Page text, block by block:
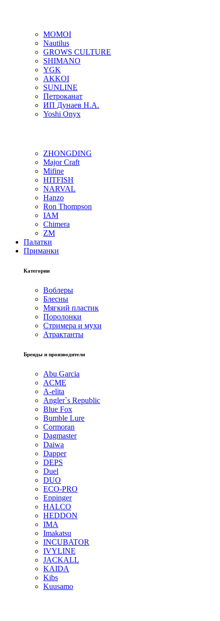
MOMOI
Nautilus
GROWS CULTURE
SHIMANO
YGK
AKKOI
SUNLINE
Петроканат
ИП Дунаев Н.А.
Yoshi Onyx
ZHONGDING
Major Craft
Mifine
HITFISH
NARVAL
Hanzo
Ron Thompson
IAM
Chimera
ZM
Палатки
Приманки
Категории
Воблеры
Блесны
Мягкий пластик
Поролонки
Стримера и мухи
Атрактанты
Бренды и производители
Abu Garcia
ACME
A-elita
Angler`s Republic
Blue Fox
Bumble Lure
Cormoran
Dagmaster
Daiwa
Dapper
DEPS
Duel
DUO
ECO-PRO
Eppinger
HALCO
HEDDON
IMA
Imakatsu
INCUBATOR
IVYLINE
JACKALL
KAIDA
Kibs
Kuusamo